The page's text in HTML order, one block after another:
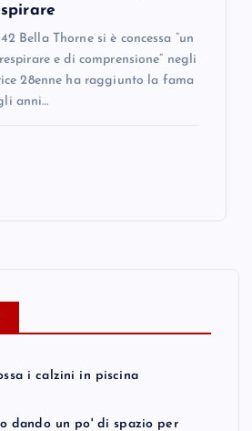
Bella Thorne si è concessa “un
e di comprensione” negli
28enne ha raggiunto la fama
anni…
i calzini in piscina
dando un po' di spazio per